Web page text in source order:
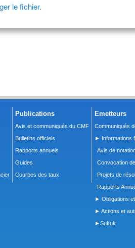
le fichier.
Publications
Avis et communiqués du CMF
Bulletins officiels
Rapports annuels
Guides
Courbes des taux
Emetteurs
Communiqués
► Informations
Avis de
Convocation
Projets de
Rapports
► Obligations
► Actions et
►Sukuk